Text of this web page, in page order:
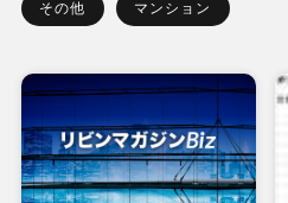
その他 マンション